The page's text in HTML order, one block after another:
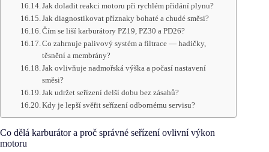
Jak doladit reakci motoru při rychlém přidání plynu?
Jak diagnostikovat příznaky bohaté a chudé směsi?
Čím se liší karburátory PZ19, PZ30 a PD26?
Co zahrnuje palivový systém a filtrace — hadičky,
těsnění a membrány?
Jak ovlivňuje nadmořská výška a počasí nastavení
směsi?
Jak udržet seřízení delší dobu bez zásahů?
Kdy je lepší svěřit seřízení odbornému servisu?
Co dělá karburátor a proč správné seřízení ovlivní výkon
motoru